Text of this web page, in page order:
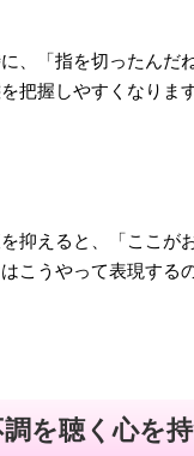
、「指を切ったんだ
把握しやすくなります
抑えると、「ここが
こうやって表現する
を聴く心を